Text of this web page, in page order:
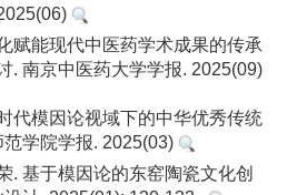
赋能现代中医药学术成果的传承
. 南京中医药大学学报. 2025(09)
代模因论视域下的中华优秀传统
学院学报. 2025(03)
. 基于模因论的东窑陶瓷文化创